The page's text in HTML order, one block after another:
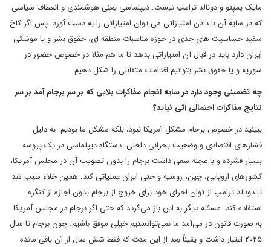
مایک پمپئو و دونالد ترامپ نیست. دیپلماسی یعنی هوشمندی و انعطاف سیاسی
که در سایه آن با دادن امتیازاتی می توان امتیازاتی را به دست آورد. پس اگر کاخ
سفید حساسیت های جدی در حوزه مناسبات منطقه ای، حقوق بشر و یا موشکی
ایران دارد باید در قبال آن امتیازاتی بدهد تا ما هم مثلا در خصوص حضور در
سوریه و یا حقوق بشر بتوانیم اقدامات متقابلی را شکل دهیم.
چه تضمینی وجود دارد در سایه انجام مذاکرات بلایی که بر سر برجام آمد بر سر
نتایج مذاکرات احتمالی آتی نیاید؟
ببینید در خصوص برجام مشکل آمریکا نبود، بلکه مشکل ما بودیم. به دلیل
فشارهای اقتصادی و وضعیت بحرانی داخلی، دستگاه دیپلماسی در یک پروسه
بسیار فشرده و با عجله سعی داشت برجام را بدون تصویب آن در مجلس آمریکا،
کشورهای اروپایی، چین، روسیه و حتی ایران عملیاتی کند. همین خلاء سبب شد
تا دونالد ترامپ از توان اجرای خود برای خروج از برجام بدون اجازه از کنگره
استفاده کند. مسئله دیگر به این باز می‌گردد که حتی اگر برجام در مجلس آمریکا
به صورت قانون در می‌آمد ما نمی‌توانستیم خیلی موفق باشیم. چون برجام تا سال
۲۰۲۵ اعتبار داشت و یقیناً بعد از این مدت که فقط شش سال از آن باقی مانده